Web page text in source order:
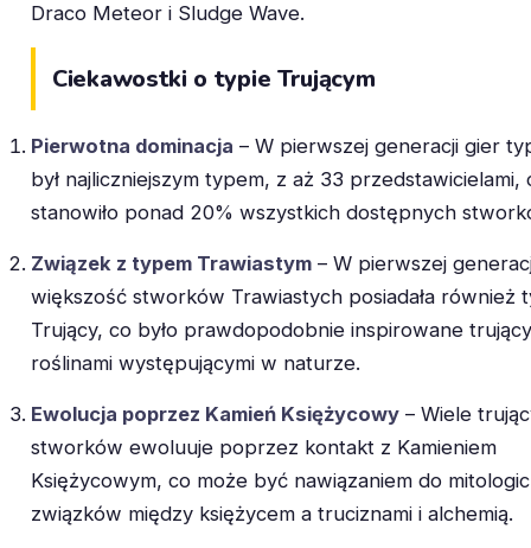
Draco Meteor i Sludge Wave.
Ciekawostki o typie Trującym
Pierwotna dominacja – W pierwszej generacji gier
był najliczniejszym typem, z aż 33 przedstawicielami,
stanowiło ponad 20% wszystkich dostępnych
Związek z typem Trawiastym – W pierwszej
większość stworków Trawiastych posiadała również
Trujący, co było prawdopodobnie inspirowane
roślinami występującymi w naturze.
Ewolucja poprzez Kamień Księżycowy – Wiele
stworków ewoluuje poprzez kontakt z Kamieniem
Księżycowym, co może być nawiązaniem do
związków między księżycem a truciznami i alchemią.